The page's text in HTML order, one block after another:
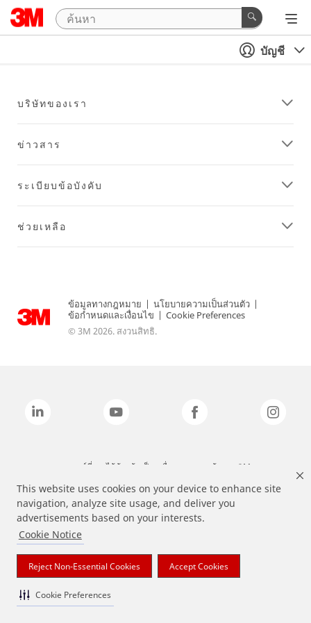
This website uses cookies on your device to enhance site
navigation, analyze site usage, and deliver you
advertisements based on your interests.
Cookie Notice
Reject Non-Essential Cookies Accept Cookies
Cookie Preferences
บัญชี
บริษัทของเรา
ข่าวสาร
ระเบียบข้อบังคับ
ช่วยเหลือ
ข้อมูลทางกฎหมาย | นโยบายความเป็นส่วนตัว |
ข้อกำหนดและเงื่อนไข | Cookie Preferences
© 3M 2026. สงวนสิทธิ.
แบรนด์ที่ระบุไว้ข้างต้นเป็นเครื่องหมายการค้าของ 3M